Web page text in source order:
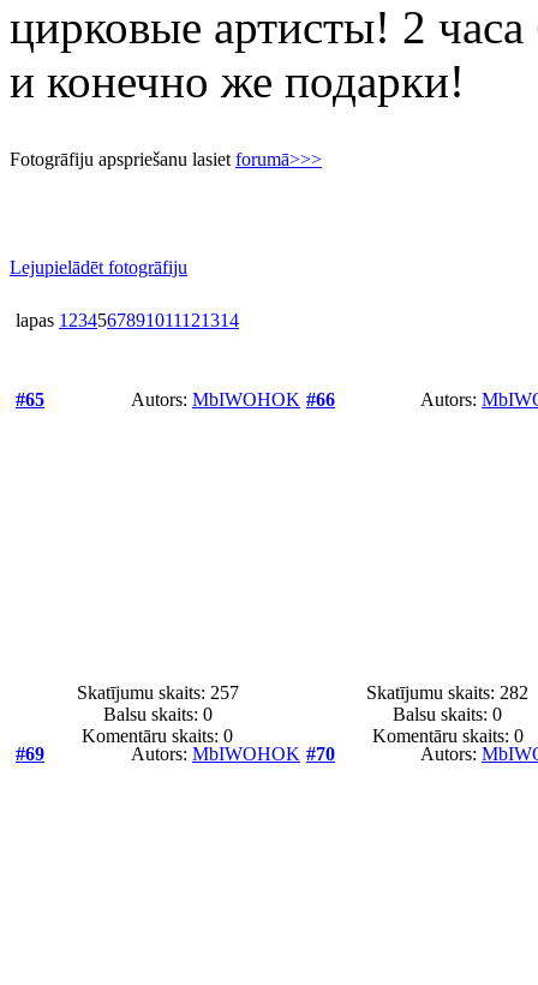
цирковые артисты! 2
и конечно же подарки!
Fotogrāfiju apspriešanu lasiet forumā>>>
Lejupielādēt fotogrāfiju
lapas 1 234567891011121314
#65 Autors: MbIWOHOK
Skatījumu skaits: 257
Balsu skaits: 0
Komentāru skaits: 0
#66 Autors:
Skatījumu skaits: 282
Balsu skaits:0
Komentāru skaits: 0
#69
Autors: MbIWOHOK #70 Autors: